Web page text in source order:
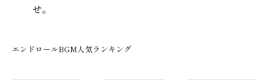
せ。
エンドロールBGM人気ランキング